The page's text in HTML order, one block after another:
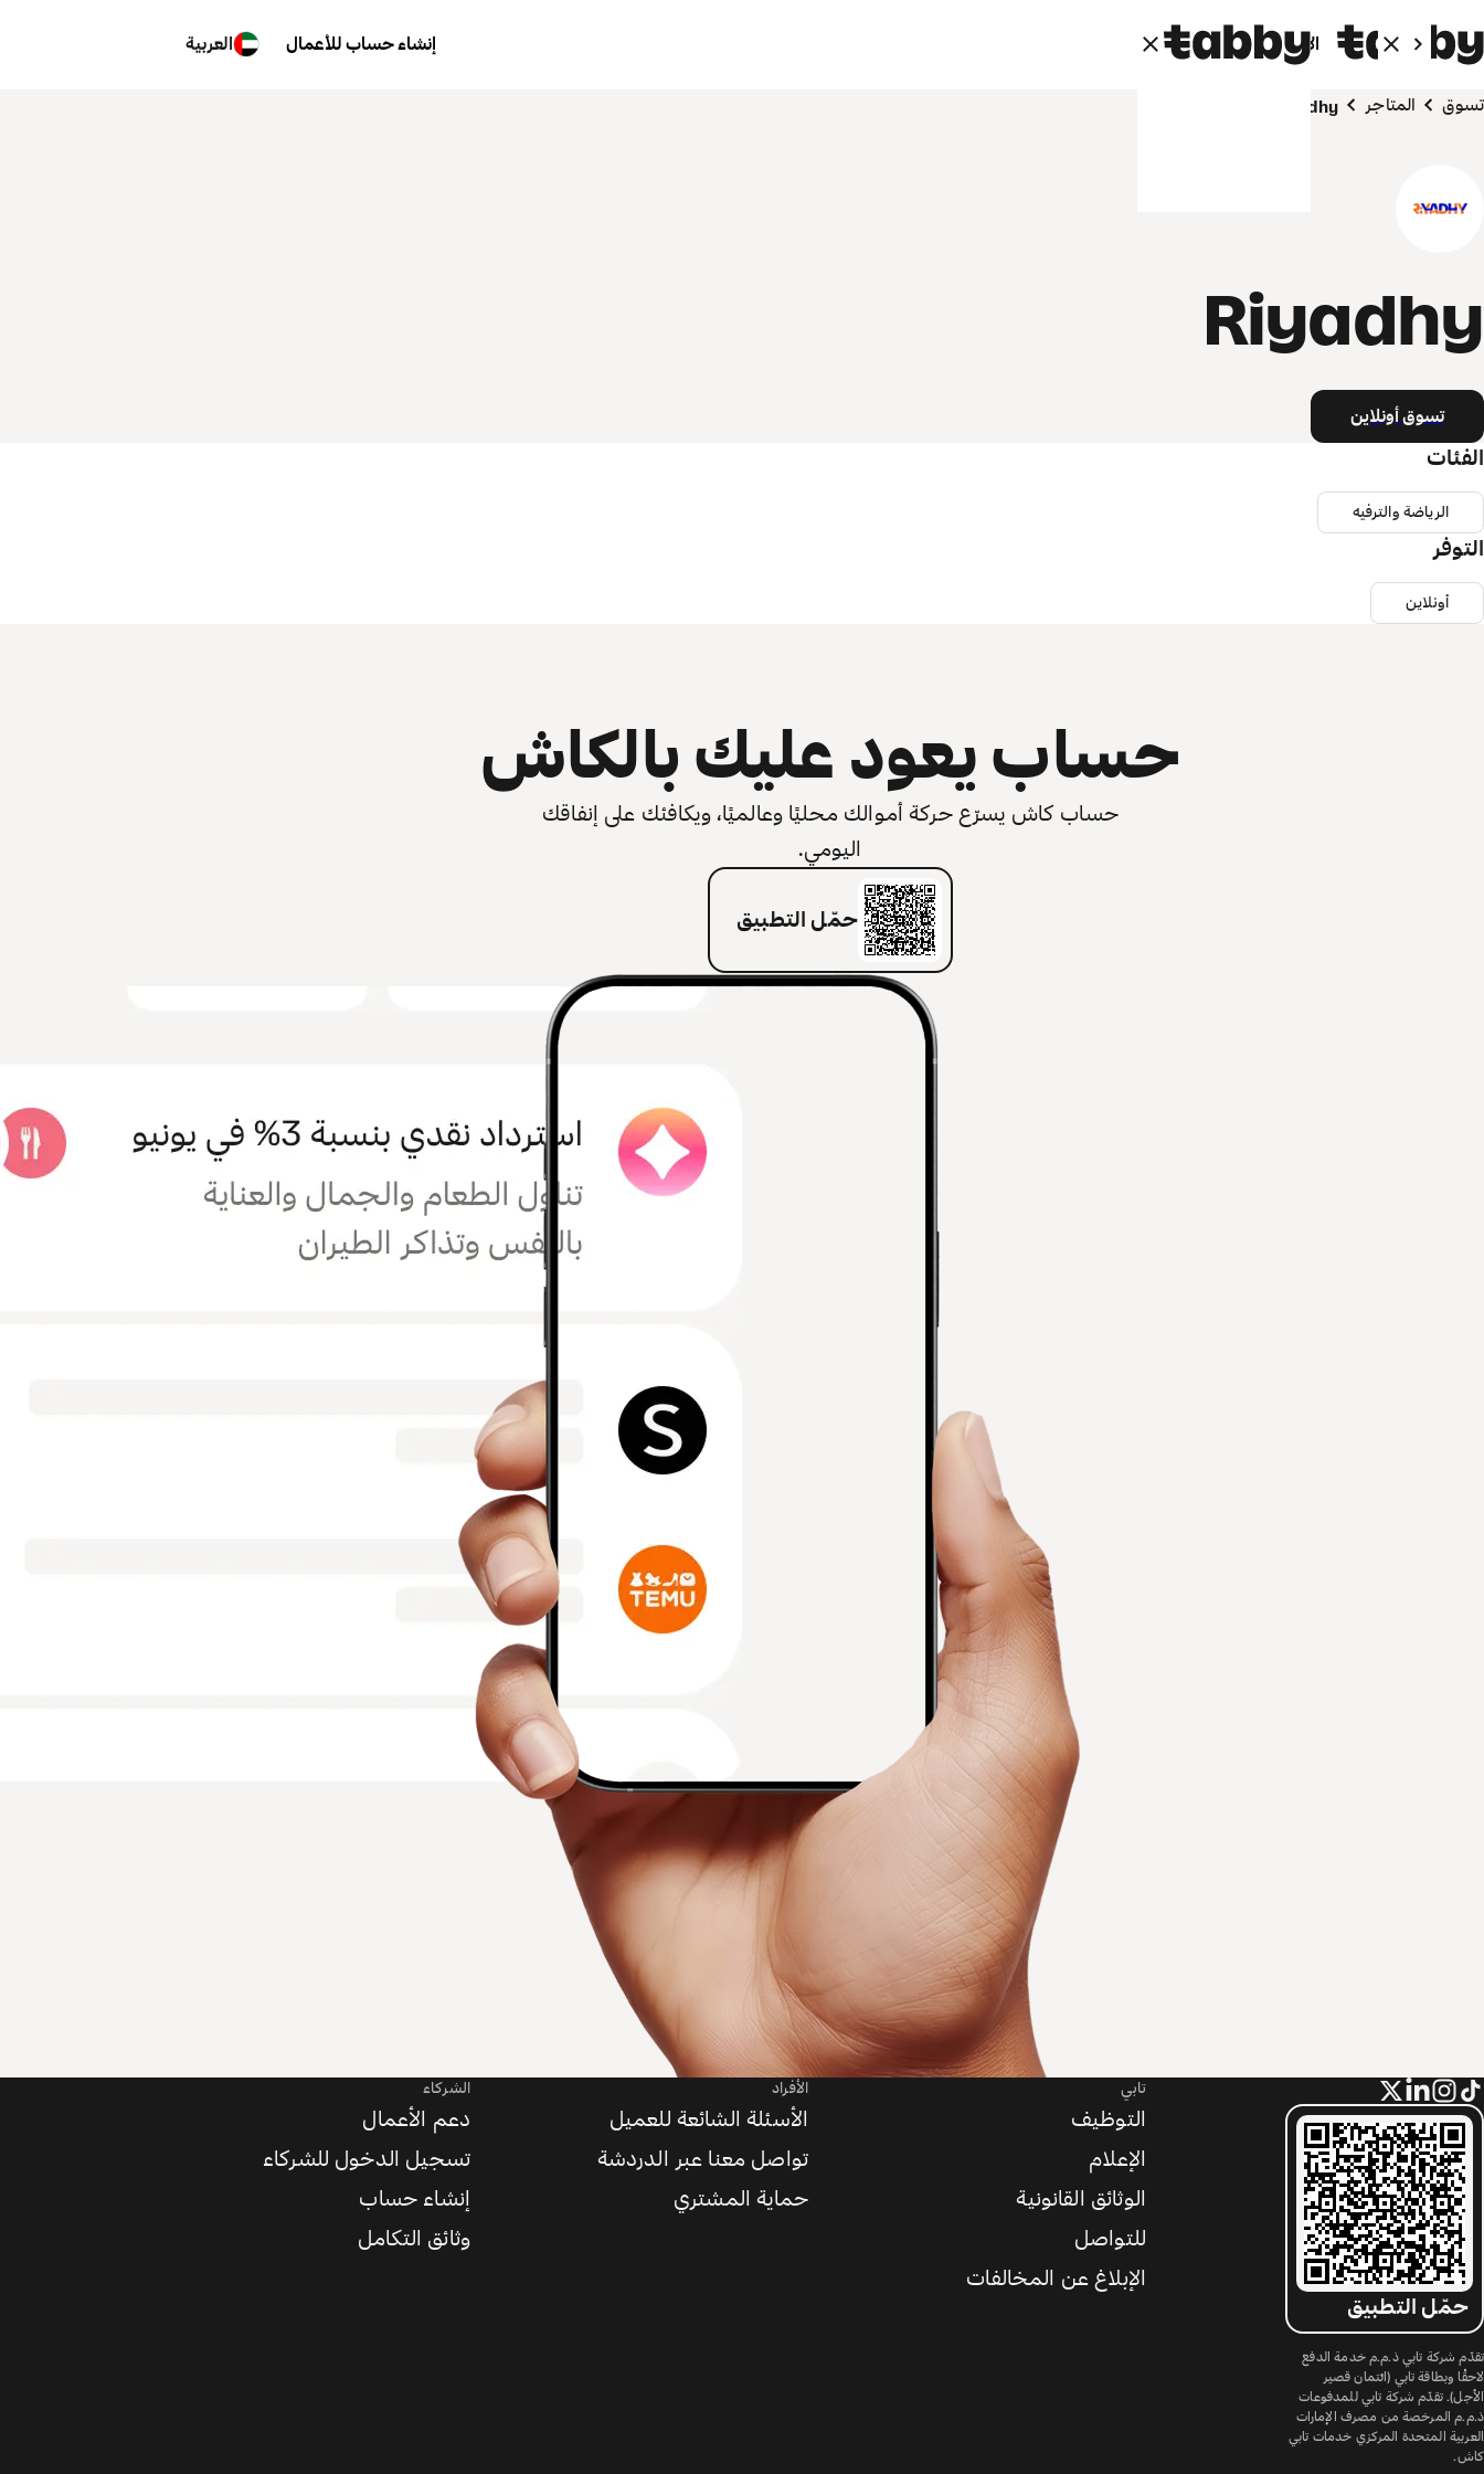
الأفراد الشركاء إنشاء حساب للأعمال العربية
تسوق المتاجر Riyadhy
Riyadhy
تسوق أونلاين
الفئات
الرياضة والترفيه
التوفر
أونلاين
حساب يعود عليك بالكاش
حساب كاش يسرّع حركة أموالك محليًا وعالميًا، ويكافئك على إنفاقك
اليومي.
حمّل التطبيق
حمّل التطبيق
تقدّم شركة تابي ذ.م.م خدمة الدفع
لاحقًا وبطاقة تابي (ائتمان قصير
الأجل). تقدّم شركة تابي للمدفوعات
ذ.م.م المرخصة من مصرف الإمارات
العربية المتحدة المركزي خدمات تابي
كاش.
تابي
التوظيف
الإعلام
الوثائق القانونية
للتواصل
الإبلاغ عن المخالفات
الأفراد
الأسئلة الشائعة للعميل
تواصل معنا عبر الدردشة
حماية المشتري
الشركاء
دعم الأعمال
تسجيل الدخول للشركاء
إنشاء حساب
وثائق التكامل